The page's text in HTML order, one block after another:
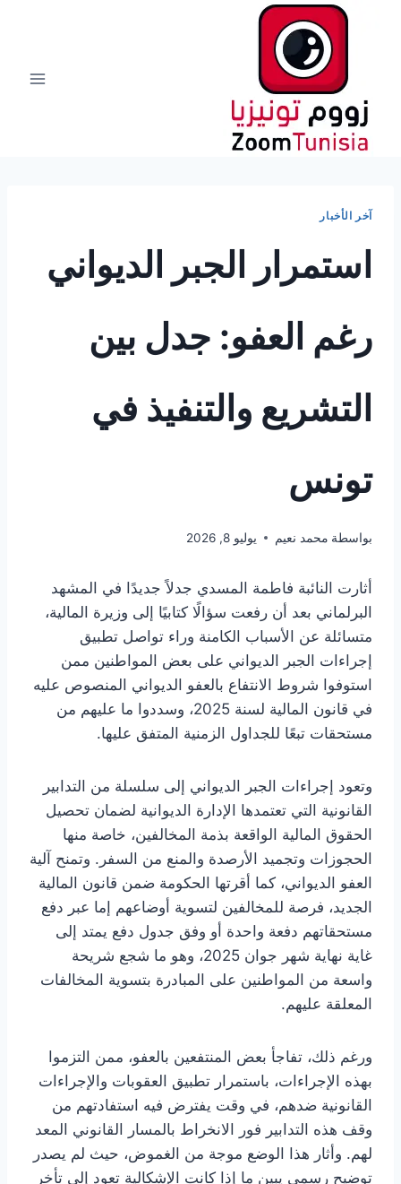
آخر الأخبار
استمرار الجبر الديواني
رغم العفو: جدل بين
التشريع والتنفيذ في
تونس
بواسطة محمد نعيم يوليو 8, 2026
أثارت النائبة فاطمة المسدي جدلاً جديدًا في المشهد
البرلماني بعد أن رفعت سؤالًا كتابيًا إلى وزيرة المالية،
متسائلة عن الأسباب الكامنة وراء تواصل تطبيق
إجراءات الجبر الديواني على بعض المواطنين ممن
استوفوا شروط الانتفاع بالعفو الديواني المنصوص عليه
في قانون المالية لسنة 2025، وسددوا ما عليهم من
مستحقات تبعًا للجداول الزمنية المتفق عليها.
وتعود إجراءات الجبر الديواني إلى سلسلة من التدابير
القانونية التي تعتمدها الإدارة الديوانية لضمان تحصيل
الحقوق المالية الواقعة بذمة المخالفين، خاصة منها
الحجوزات وتجميد الأرصدة والمنع من السفر. وتمنح آلية
العفو الديواني، كما أقرتها الحكومة ضمن قانون المالية
الجديد، فرصة للمخالفين لتسوية أوضاعهم إما عبر دفع
مستحقاتهم دفعة واحدة أو وفق جدول دفع يمتد إلى
غاية نهاية شهر جوان 2025، وهو ما شجع شريحة
واسعة من المواطنين على المبادرة بتسوية المخالفات
المعلقة عليهم.
ورغم ذلك، تفاجأ بعض المنتفعين بالعفو، ممن التزموا
بهذه الإجراءات، باستمرار تطبيق العقوبات والإجراءات
القانونية ضدهم، في وقت يفترض فيه استفادتهم من
وقف هذه التدابير فور الانخراط بالمسار القانوني المعد
لهم. وأثار هذا الوضع موجة من الغموض، حيث لم يصدر
توضيح رسمي يبين ما إذا كانت الإشكالية تعود إلى تأخر